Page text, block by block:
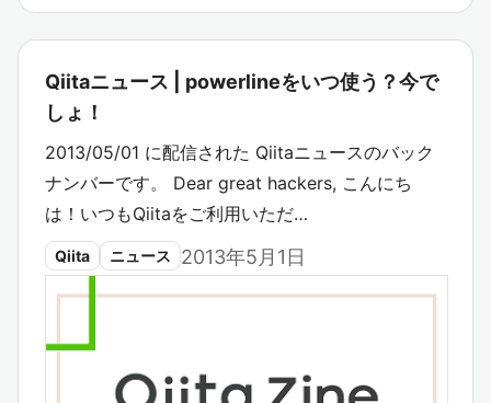
Qiitaニュース | powerlineをいつ使う？今で
しょ！
2013/05/01 に配信された Qiitaニュースのバック
ナンバーです。 Dear great hackers, こんにち
は！いつもQiitaをご利用いただ…
Qiita ニュース 2013年5月1日